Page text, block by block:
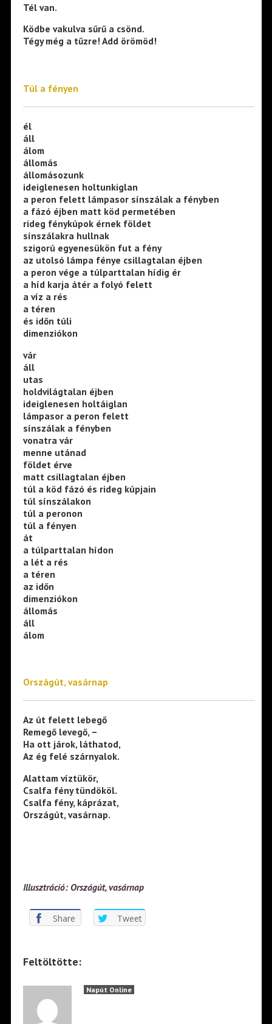
Tél van.
Ködbe vakulva sűrű a csönd.
Tégy még a tűzre! Add örömöd!
Túl a fényen
él
áll
álom
állomás
állomásozunk
ideiglenesen holtunkiglan
a peron felett lámpasor sínszálak a fényben
a fázó éjben matt köd permetében
rideg fénykúpok érnek földet
sínszálakra hullnak
szigorú egyenesükön fut a fény
az utolsó lámpa fénye csillagtalan éjben
a peron vége a túlparttalan hídig ér
a híd karja átér a folyó felett
a víz a rés
a téren
és időn túli
dimenziókon
vár
áll
utas
holdvilágtalan éjben
ideiglenesen holtáiglan
lámpasor a peron felett
sínszálak a fényben
vonatra vár
menne utánad
földet érve
matt csillagtalan éjben
túl a köd fázó és rideg kúpjain
túl sínszálakon
túl a peronon
túl a fényen
át
a túlparttalan hídon
a lét a rés
a téren
az időn
dimenziókon
állomás
áll
álom
Országút, vasárnap
Az út felett lebegő
Remegő levegő, –
Ha ott járok, láthatod,
Az ég felé szárnyalok.
Alattam víztükör,
Csalfa fény tündököl.
Csalfa fény, káprázat,
Országút, vasárnap.
Illusztráció: Országút, vasárnap
Share Tweet
Feltöltötte:
Napút Online